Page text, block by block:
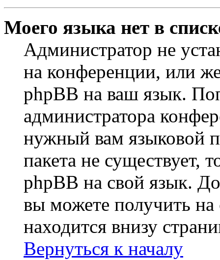
Моего языка нет в
Администратор не
на конференции, или
phpBB на ваш язык.
администратора
нужный вам языковой
пакета не существует,
phpBB на свой язык.
вы можете получить на
находится внизу
Вернуться к началу